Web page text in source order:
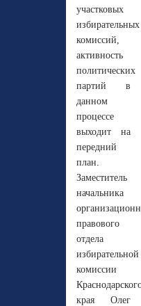
участковых
избирательных
комиссий,
активность
политических
партий в
данном
процессе
выходит на
передний
план.
Заместитель
начальника
правового
отдела
избирательной
комиссии
края Олег